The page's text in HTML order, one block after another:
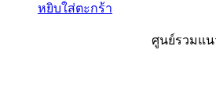
หยิบใส่ตะกร้า
ศูนย์รวมแน